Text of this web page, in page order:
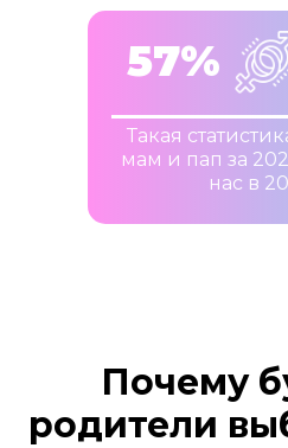
57%
Такая
мам и пап за
нас в
Почему
родители